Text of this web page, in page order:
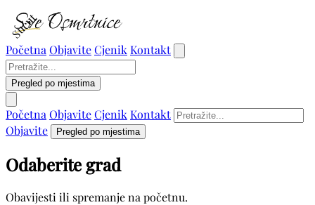
Početna ObjaviteCjenik Kontakt
Pregled po mjestima
Početna ObjaviteCjenik Kontakt
Objavite
Pregled po mjestima
Odaberite grad
Obavijesti ili spremanje na početnu.
Sućut